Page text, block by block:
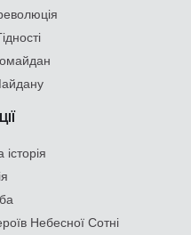
Небесної Сотні